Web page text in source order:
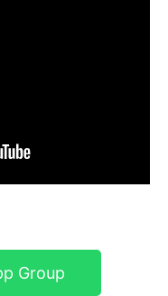
Group